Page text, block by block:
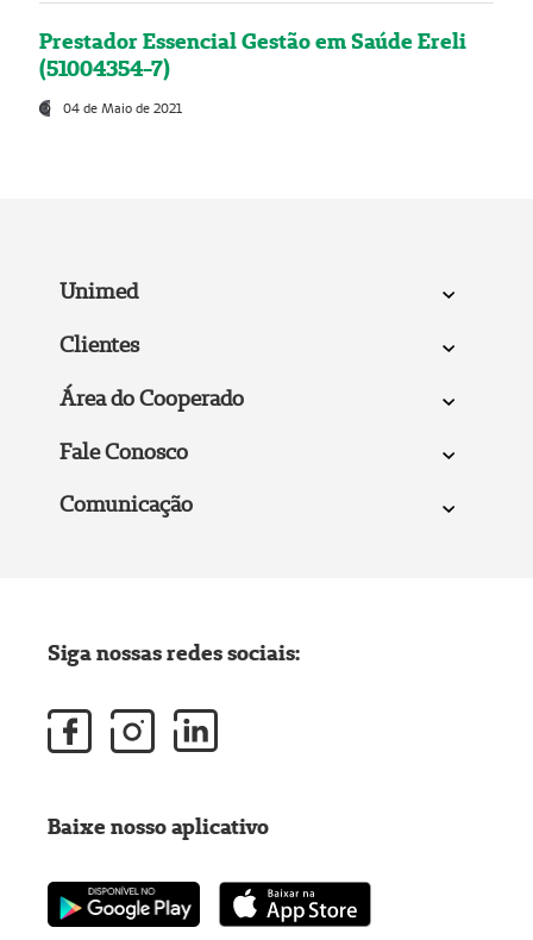
Prestador Essencial Gestão em Saúde Ereli
(51004354-7)
04 de Maio de 2021
Unimed
Clientes
Área do Cooperado
Fale Conosco
Comunicação
Siga nossas redes sociais:
Baixe nosso aplicativo